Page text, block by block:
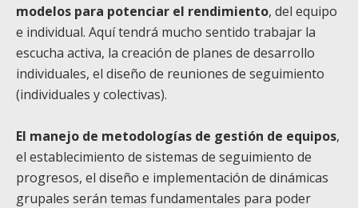
modelos para potenciar el rendimiento, del equipo
e individual. Aquí tendrá mucho sentido trabajar la
escucha activa, la creación de planes de desarrollo
individuales, el diseño de reuniones de seguimiento
(individuales y colectivas).
El manejo de metodologías de gestión de equipos,
el establecimiento de sistemas de seguimiento de
progresos, el diseño e implementación de dinámicas
grupales serán temas fundamentales para poder